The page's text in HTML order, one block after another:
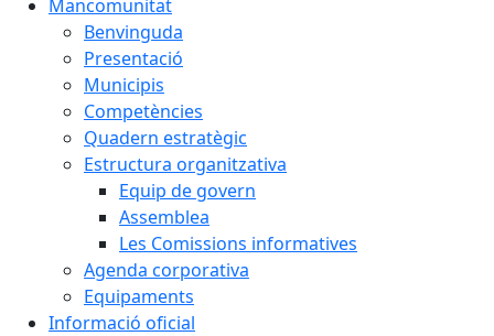
Mancomunitat
Benvinguda
Presentació
Municipis
Competències
Quadern estratègic
Estructura organitzativa
Equip de govern
Assemblea
Les Comissions informatives
Agenda corporativa
Equipaments
Informació oficial